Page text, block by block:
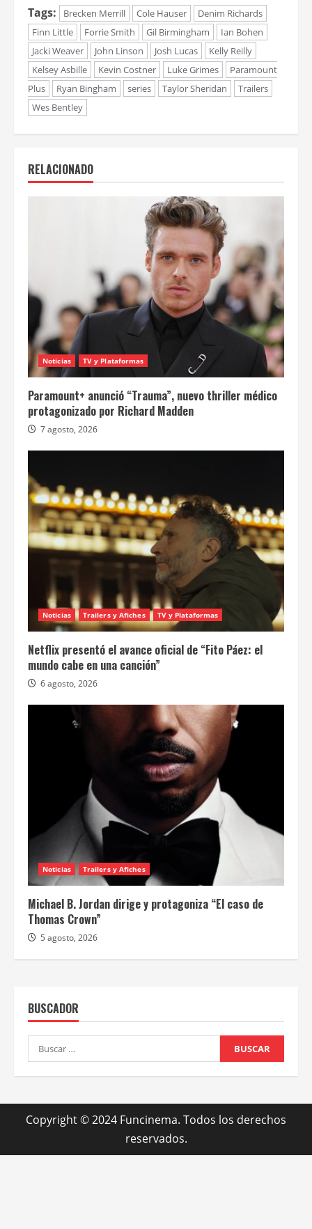
Tags: Brecken Merrill Cole Hauser
Denim Richards
Finn Little
Forrie Smith Gil Birmingham
Ian Bohen
Jacki Weaver
John Linson Josh Lucas
Kelly Reilly
Kelsey Asbille
Kevin Costner Luke Grimes
Paramount
Plus
Ryan Bingham series Taylor Sheridan
Trailers
Wes Bentley
RELACIONADO
Noticias TV y Plataformas
Paramount+ anunció “Trauma”, nuevo thriller médico
protagonizado por Richard Madden
7 agosto, 2026
Noticias Trailers y Afiches TV y Plataformas
Netflix presentó el avance oficial de “Fito Páez: el
mundo cabe en una canción”
6 agosto, 2026
Noticias Trailers y Afiches
Michael B. Jordan dirige y protagoniza “El caso de
Thomas Crown”
5 agosto, 2026
BUSCADOR
Buscar:
Copyright © 2024 Funcinema. Todos los derechos
reservados.